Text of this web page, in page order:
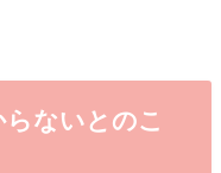
ないとのこ